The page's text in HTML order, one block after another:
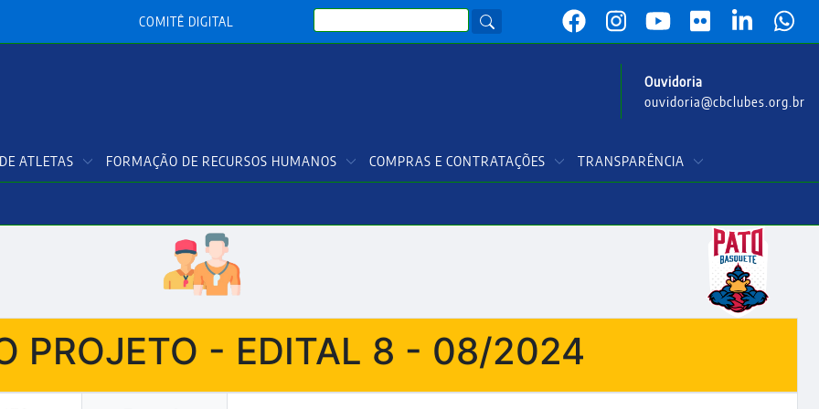
COMITÊ DIGITAL
Search
Ouvidoria
ouvidoria@cbclubes.org.br
ATLETAS FORMAÇÃO DE RECURSOS HUMANOS COMPRAS E CONTRATAÇÕES TRANSPARÊNCIA
PROJETO - EDITAL 8 - 08/2024